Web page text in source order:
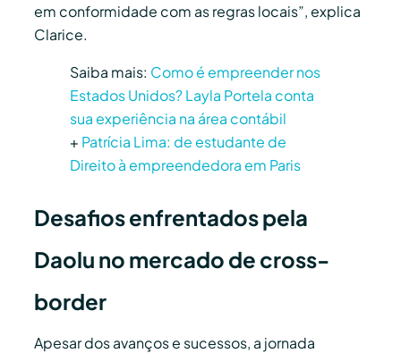
em conformidade com as regras locais”, explica
Clarice.
Saiba mais: Como é empreender nos
Estados Unidos? Layla Portela conta
sua experiência na área contábil
+ Patrícia Lima: de estudante de
Direito à empreendedora em Paris
Desafios enfrentados pela
Daolu no mercado de cross-
border
Apesar dos avanços e sucessos, a jornada